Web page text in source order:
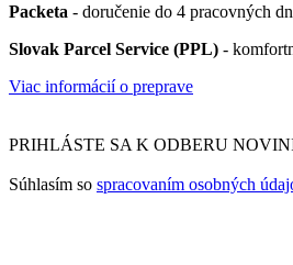
Packeta - doručenie do 4 pracovných
Slovak Parcel Service (PPL) -
Viac informácií o preprave
PRIHLÁSTE SA K ODBERU
Súhlasím so spracovaním osobných